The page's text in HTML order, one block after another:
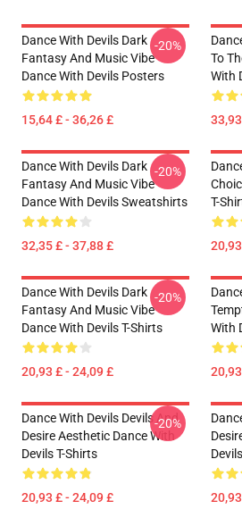
Dance With Devils Dark
Fantasy And Music Vibe
Dance With Devils Posters
15,64 £ - 36,26 £
-20%
To
With
Dance With Devils Dark
Fantasy And Music Vibe
Dance With Devils Sweatshirts
32,35 £ - 37,88 £
-20%
T-
Dance With Devils Dark
Fantasy And Music Vibe
Dance With Devils T-Shirts
20,93 £ - 24,09 £
-20%
With
Dance With Devils Devils And
Desire Aesthetic Dance With
Devils T-Shirts
20,93 £ - 24,09 £
-20%